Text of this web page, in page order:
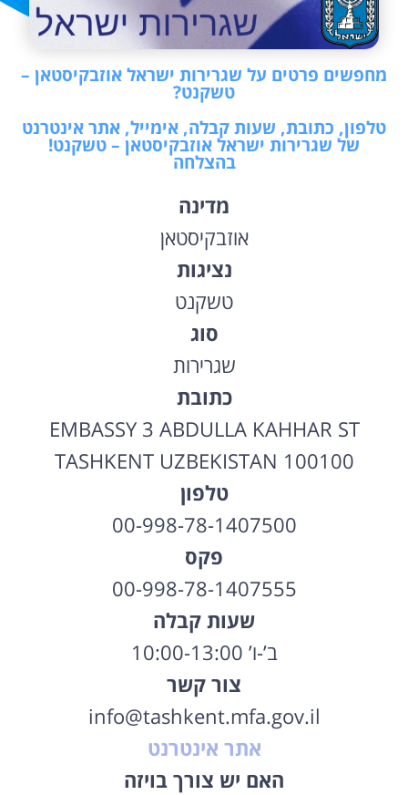
מחפשים פרטים על שגרירות ישראל אוזבקיסטאן –
טשקנט?
טלפון, כתובת, שעות קבלה, אימייל, אתר אינטרנט
של שגרירות ישראל אוזבקיסטאן – טשקנט!
בהצלחה
מדינה
אוזבקיסטאן
נציגות
טשקנט
סוג
שגרירות
כתובת
EMBASSY 3 ABDULLA KAHHAR ST
TASHKENT UZBEKISTAN 100100
טלפון
00-998-78-1407500
פקס
00-998-78-1407555
שעות קבלה
ב’-ו’ 10:00-13:00
צור קשר
info@tashkent.mfa.gov.il
אתר אינטרנט
האם יש צורך בויזה